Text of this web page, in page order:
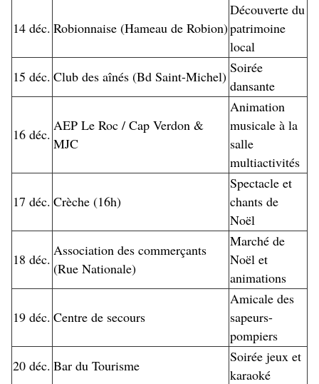
14 déc. Robionnaise (Hameau de Robion)
Découverte du
patrimoine
local
15 déc. Club des aînés (Bd Saint-Michel)
Soirée
dansante
16 déc.
AEP Le Roc / Cap Verdon &
MJC
Animation
musicale à la
salle
multiactivités
17 déc. Crèche (16h)
Spectacle et
chants de
Noël
18 déc.
Association des commerçants
(Rue Nationale)
Marché de
Noël et
animations
19 déc. Centre de secours
Amicale des
sapeurs-
pompiers
20 déc. Bar du Tourisme
Soirée jeux et
karaoké